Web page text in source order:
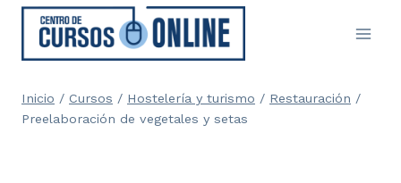
Saltar
contenido
Inicio / Cursos / Hostelería y turismo / Restauración /
Preelaboración de vegetales y setas